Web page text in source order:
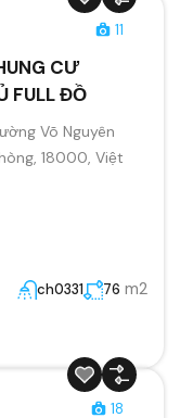
11
CƯ
FULL ĐỒ
Võ Nguyên
18000, Việt
ch0331 76 m2
18